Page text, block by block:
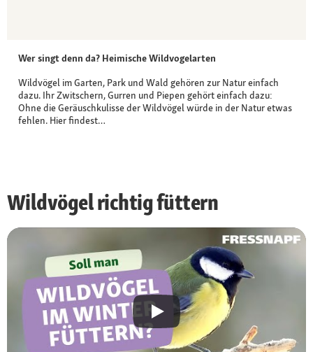
Wer singt denn da? Heimische Wildvogelarten
Wildvögel im Garten, Park und Wald gehören zur Natur einfach
dazu. Ihr Zwitschern, Gurren und Piepen gehört einfach dazu:
Ohne die Geräuschkulisse der Wildvögel würde in der Natur etwas
fehlen. Hier findest…
Wildvögel richtig füttern